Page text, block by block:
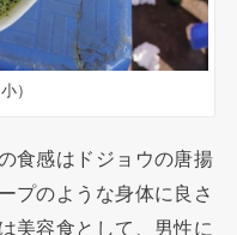
）
食感はドジョウの唐揚
プのような身体に良さ
美容食として、男性に